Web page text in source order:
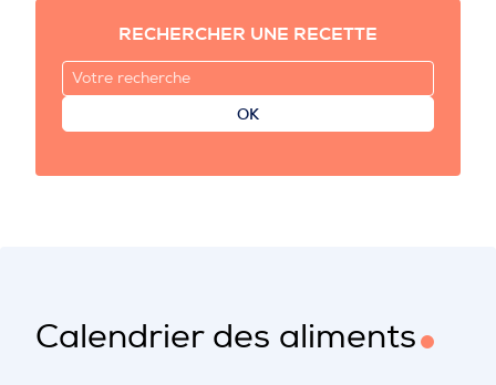
RECHERCHER UNE RECETTE
OK
Calendrier des aliments